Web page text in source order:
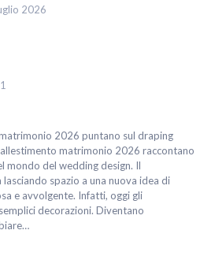
2026
2026 puntano sul draping
matrimonio 2026 raccontano
mondo del wedding design. Il
spazio a una nuova idea di
e avvolgente. Infatti, oggi gli
decorazioni. Diventano